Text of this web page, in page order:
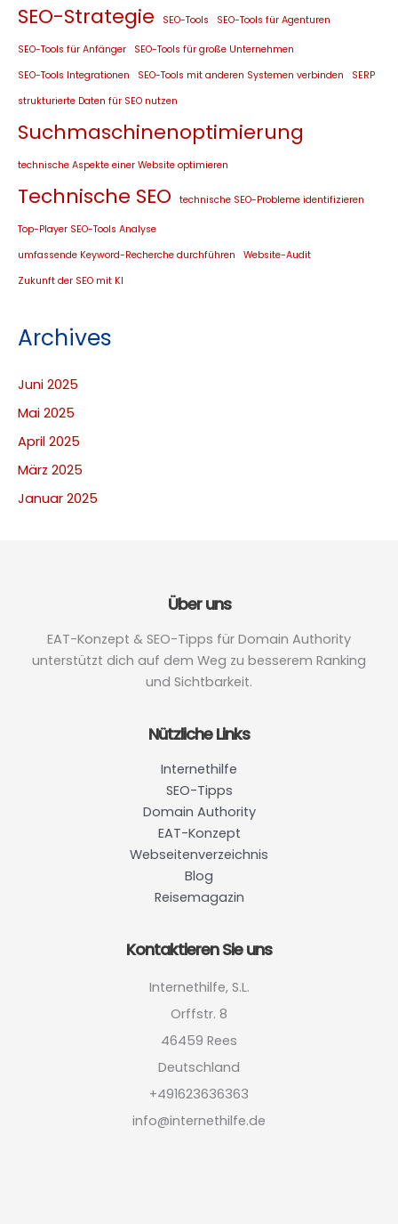
SEO-Strategie SEO-Tools SEO-Tools für Agenturen
SEO-Tools für Anfänger
SEO-Tools für große Unternehmen
SEO-Tools Integrationen
SEO-Tools mit anderen Systemen verbinden
SERP
strukturierte Daten für SEO nutzen
Suchmaschinenoptimierung
technische Aspekte einer Website optimieren
Technische SEO technische SEO-Probleme identifizieren
Top-Player SEO-Tools Analyse
umfassende Keyword-Recherche durchführen
Website-Audit
Zukunft der SEO mit KI
Archives
Juni 2025
Mai 2025
April 2025
März 2025
Januar 2025
Über uns
EAT-Konzept & SEO-Tipps für Domain Authority
unterstützt dich auf dem Weg zu besserem Ranking
und Sichtbarkeit.
Nützliche Links
Internethilfe
SEO-Tipps
Domain Authority
EAT-Konzept
Webseitenverzeichnis
Blog
Reisemagazin
Kontaktieren Sie uns
Internethilfe, S.L.
Orffstr. 8
46459 Rees
Deutschland
+491623636363
info@internethilfe.de